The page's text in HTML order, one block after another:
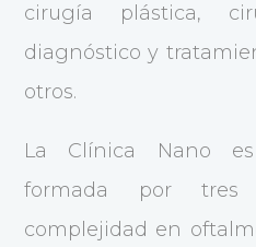
cirugía plástica,
diagnóstico y
otros.
La Clínica Nano
formada por
complejidad en